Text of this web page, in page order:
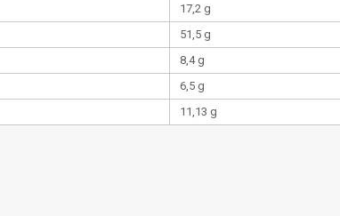
17,2 g
51,5 g
8,4 g
6,5 g
11,13 g